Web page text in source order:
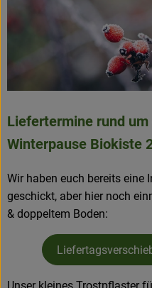
Liefertermine rund
Winterpause Biokiste
Wir haben euch bereits eine
geschickt, aber hier noch
& doppeltem Boden: